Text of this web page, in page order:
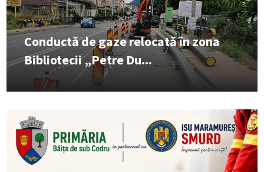
Conductă de gaze relocată în zona
Bibliotecii „Petre Du...